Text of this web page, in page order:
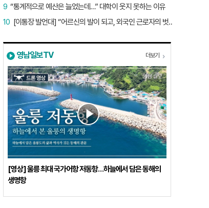
“통계적으로 예산은 늘었는데…” 대학이 웃지 못하는 이유
9
[이통장 발언대] “어르신의 발이 되고, 외국인 근로자의 벗이 되고”…박상철 이장의 ‘사람 농사’
10
영남일보TV 더보기
[영상] 울릉 최대 국가어항 저동항…하늘에서 담은 동해의
생명항